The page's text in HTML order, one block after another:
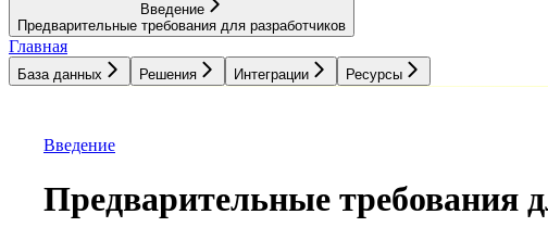
Введение
Предварительные требования для разработчиков
Главная
База данных Решения Интеграции Ресурсы
Введение
Предварительные требования